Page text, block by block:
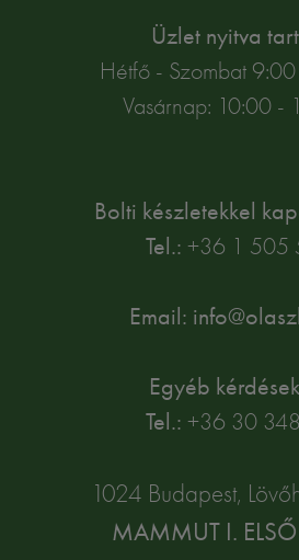
Üzlet nyitva
Hétfő - Szombat
Vasárnap: 10:00 -
Bolti készletekkel
Tel.: +36 1 505
Email:
Egyéb
Tel.: +36 30 348
1024 Budapest,
MAMMUT I. ELSŐ